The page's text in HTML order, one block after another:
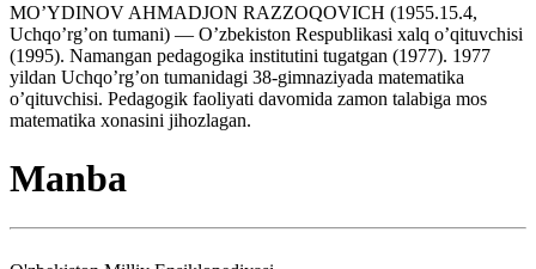
MO’YDINOV AHMADJON RAZZOQOVICH (1955.15.4,
Uchqo’rg’on tumani) — O’zbekiston Respublikasi xalq o’qituvchisi
(1995). Namangan pedagogika institutini tugatgan (1977). 1977
yildan Uchqo’rg’on tumanidagi 38-gimnaziyada matematika
o’qituvchisi. Pedagogik faoliyati davomida zamon talabiga mos
matematika xonasini jihozlagan.
Manba